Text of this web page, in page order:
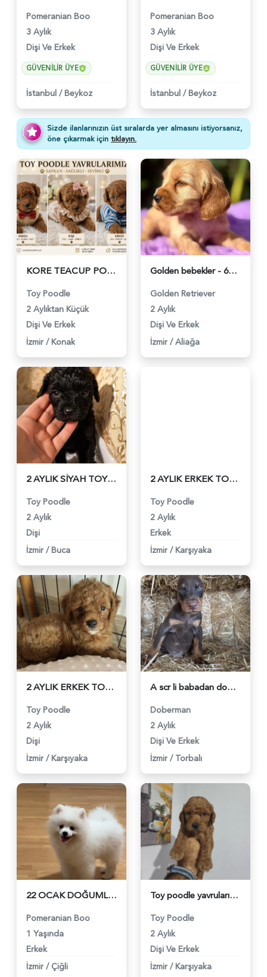
Pomeranian Boo
3 Aylık
Dişi Ve Erkek
GÜVENILIR ÜYE
İstanbul / Beykoz
Pomeranian Boo
3 Aylık
Dişi Ve Erkek
GÜVENILIR ÜYE
İstanbul / Beykoz
Sizde ilanlarınızın üst sıralarda yer almasını istiyorsanız,
öne çıkarmak için tıklayın.
KORE TEACUP POODLE YAVRULARI - 6422
Toy Poodle
2 Aylıktan Küçük
Dişi Ve Erkek
İzmir / Konak
Golden bebekler - 6264
Golden Retriever
2 Aylık
Dişi Ve Erkek
İzmir / Aliağa
2 AYLIK SİYAH TOY POODLE - 6227
Toy Poodle
2 Aylık
Dişi
İzmir / Buca
2 AYLIK ERKEK TOY POODLE - 6229
Toy Poodle
2 Aylık
Erkek
İzmir / Karşıyaka
2 AYLIK ERKEK TOY POODLE - 6218
Toy Poodle
2 Aylık
Dişi
İzmir / Karşıyaka
A scr li babadan doberman bebekler - 6160
Doberman
2 Aylık
Dişi Ve Erkek
İzmir / Torbalı
22 OCAK DOĞUMLU SAFKAN POMERANİAN AŞILI ÇİPLİ - 6071
Pomeranian Boo
1 Yaşında
Erkek
İzmir / Çiğli
Toy poodle yavrularımız - 6109
Toy Poodle
2 Aylık
Dişi Ve Erkek
İzmir / Karşıyaka